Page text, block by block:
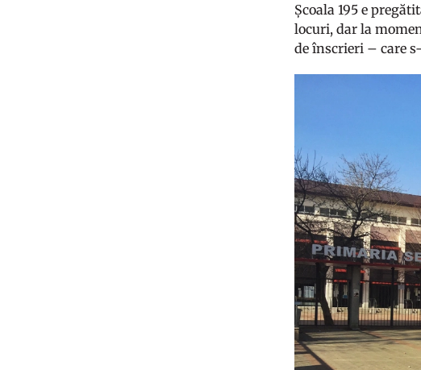
Școala 195 e
locuri, dar la
de înscrieri – care